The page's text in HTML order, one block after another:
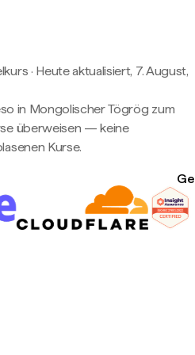
· Heute aktualisiert, 7. August,
in Mongolischer Tögrög zum
überweisen — keine
Kurse.